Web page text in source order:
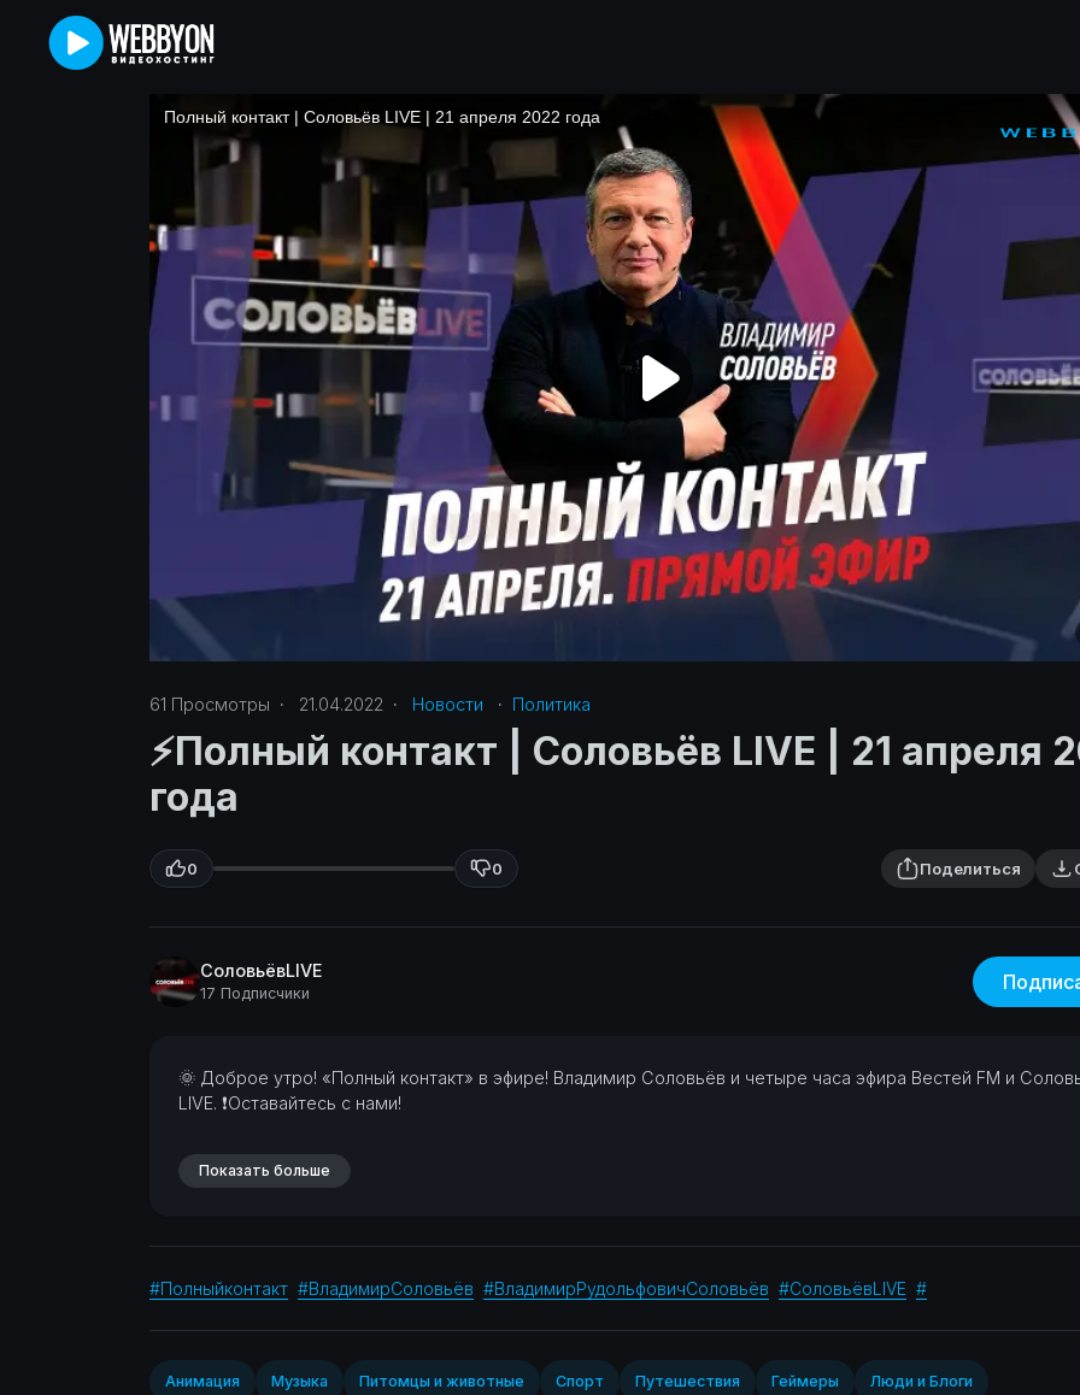
61 Просмотры · 21.04.2022 · Новости · Политика‎
⚡️Полный контакт | Соловьёв LIVE | 21 апреля
года
0 0 Поделиться
СоловьёвLIVE
17 Подписчики
⁣🌞 Доброе утро! «Полный контакт» в эфире! Владимир Соловьёв и четыре часа эфира Вестей FM и
LIVE. ❗Оставайтесь с нами!
Показать больше
#Полныйконтакт #ВладимирСоловьёв #ВладимирРудольфовичСоловьёв #СоловьёвLIVE #
Анимация Музыка Питомцы и животные Спорт‎ Путешествия Геймеры Люди и Блоги